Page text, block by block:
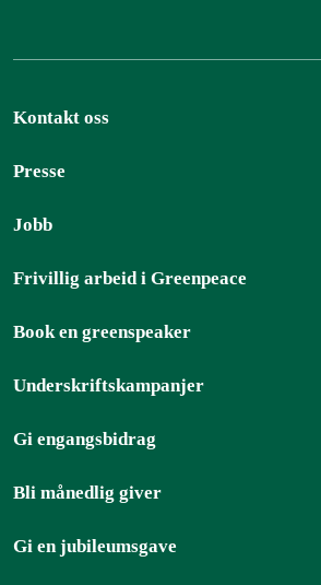
Kontakt oss
Presse
Jobb
Frivillig arbeid i Greenpeace
Book en greenspeaker
Underskriftskampanjer
Gi engangsbidrag
Bli månedlig giver
Gi en jubileumsgave